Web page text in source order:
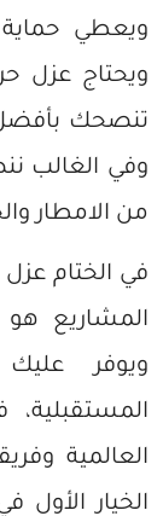
ويعطي
ويحتاج عزل
تنصحك بأفضل
وفي الغالب
من الامطار
في الختام
المشاريع هو
ويوفر
المستقبلية،
العالمية
الخيار الأول